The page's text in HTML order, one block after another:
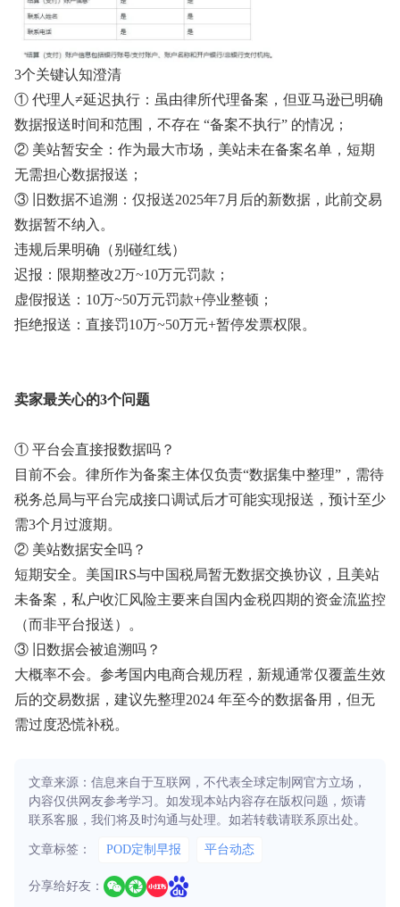
3个关键认知澄清
① 代理人≠延迟执行：虽由律所代理备案，但亚马逊已明确
数据报送时间和范围，不存在 “备案不执行” 的情况；
② 美站暂安全：作为最大市场，美站未在备案名单，短期
无需担心数据报送；
③ 旧数据不追溯：仅报送2025年7月后的新数据，此前交易
数据暂不纳入。
违规后果明确（别碰红线）
迟报：限期整改2万~10万元罚款；
虚假报送：10万~50万元罚款+停业整顿；
拒绝报送：直接罚10万~50万元+暂停发票权限。
卖家最关心的3个问题
① 平台会直接报数据吗？
目前不会。律所作为备案主体仅负责“数据集中整理”，需待
税务总局与平台完成接口调试后才可能实现报送，预计至少
需3个月过渡期。
② 美站数据安全吗？
短期安全。美国IRS与中国税局暂无数据交换协议，且美站
未备案，私户收汇风险主要来自国内金税四期的资金流监控
（而非平台报送）。
③ 旧数据会被追溯吗？
大概率不会。参考国内电商合规历程，新规通常仅覆盖生效
后的交易数据，建议先整理2024 年至今的数据备用，但无
需过度恐慌补税。
文章来源：信息来自于互联网，不代表全球定制网官方立场，
内容仅供网友参考学习。如发现本站内容存在版权问题，烦请
联系客服，我们将及时沟通与处理。如若转载请联系原出处。
文章标签： POD定制早报 平台动态
分享给好友：